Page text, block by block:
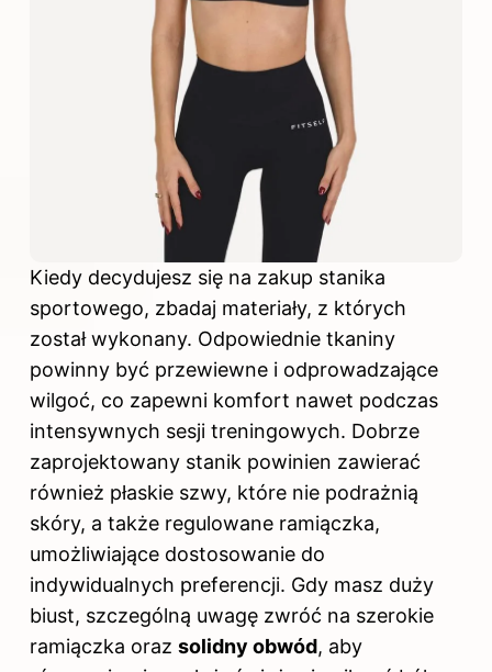
Kiedy decydujesz się na zakup stanika
sportowego, zbadaj materiały, z których
został wykonany. Odpowiednie tkaniny
powinny być przewiewne i odprowadzające
wilgoć, co zapewni komfort nawet podczas
intensywnych sesji treningowych. Dobrze
zaprojektowany stanik powinien zawierać
również płaskie szwy, które nie podrażnią
skóry, a także regulowane ramiączka,
umożliwiające dostosowanie do
indywidualnych preferencji. Gdy masz duży
biust, szczególną uwagę zwróć na szerokie
ramiączka oraz solidny obwód, aby